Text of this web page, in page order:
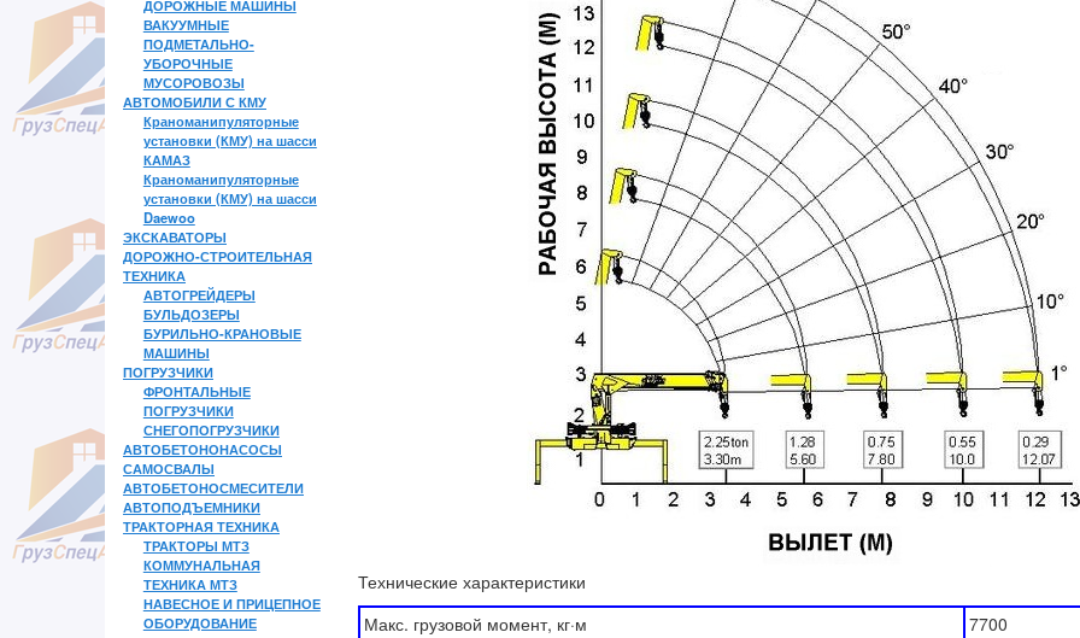
ДОРОЖНЫЕ МАШИНЫ
ВАКУУМНЫЕ
ПОДМЕТАЛЬНО-
УБОРОЧНЫЕ
МУСОРОВОЗЫ
АВТОМОБИЛИ С КМУ
Краноманипуляторные
установки (КМУ) на шасси
КАМАЗ
Краноманипуляторные
установки (КМУ) на шасси
Daewoo
ЭКСКАВАТОРЫ
ДОРОЖНО-СТРОИТЕЛЬНАЯ
ТЕХНИКА
АВТОГРЕЙДЕРЫ
БУЛЬДОЗЕРЫ
БУРИЛЬНО-КРАНОВЫЕ
МАШИНЫ
ПОГРУЗЧИКИ
ФРОНТАЛЬНЫЕ
ПОГРУЗЧИКИ
СНЕГОПОГРУЗЧИКИ
АВТОБЕТОНОНАСОСЫ
САМОСВАЛЫ
АВТОБЕТОНОСМЕСИТЕЛИ
АВТОПОДЪЕМНИКИ
ТРАКТОРНАЯ ТЕХНИКА
ТРАКТОРЫ МТЗ
КОММУНАЛЬНАЯ
ТЕХНИКА МТЗ
НАВЕСНОЕ И ПРИЦЕПНОЕ
ОБОРУДОВАНИЕ
Технические характеристики
Макс. грузовой момент, кг·м
7700